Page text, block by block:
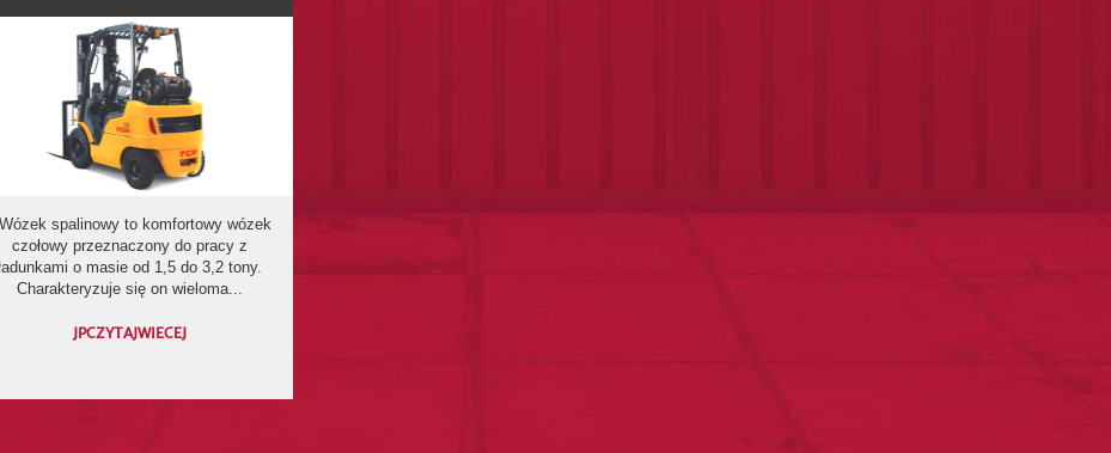
spalinowy to komfortowy wózek
czołowy przeznaczony do pracy z
o masie od 1,5 do 3,2 tony.
Charakteryzuje się on wieloma...
JPCZYTAJWIECEJ